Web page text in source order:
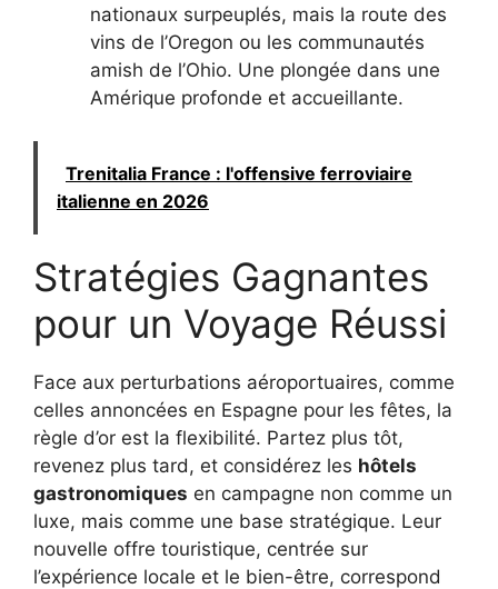
nationaux surpeuplés, mais la route des
vins de l’Oregon ou les communautés
amish de l’Ohio. Une plongée dans une
Amérique profonde et accueillante.
Trenitalia France : l'offensive ferroviaire
italienne en 2026
Stratégies Gagnantes
pour un Voyage Réussi
Face aux perturbations aéroportuaires, comme
celles annoncées en Espagne pour les fêtes, la
règle d’or est la flexibilité. Partez plus tôt,
revenez plus tard, et considérez les hôtels
gastronomiques en campagne non comme un
luxe, mais comme une base stratégique. Leur
nouvelle offre touristique, centrée sur
l’expérience locale et le bien-être, correspond